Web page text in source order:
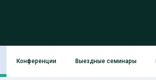
Конференции Выездные семинары